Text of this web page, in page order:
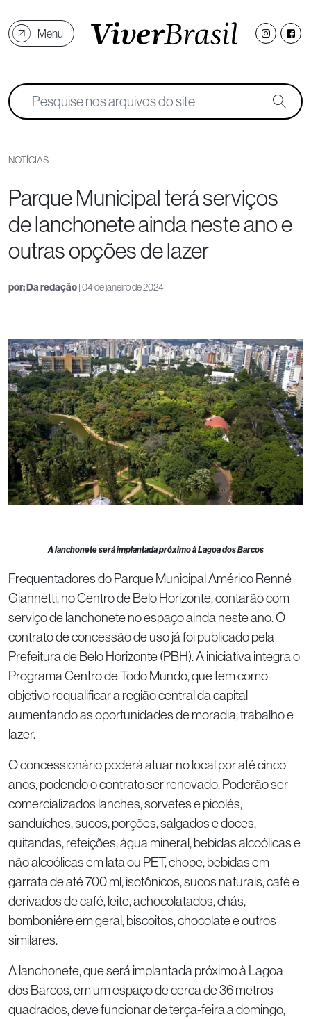
Menu
NOTÍCIAS
Parque Municipal terá serviços
de lanchonete ainda neste ano e
outras opções de lazer
por:Da redação| 04 de janeiro de 2024
A lanchonete será implantada próximo à Lagoa dos Barcos
Frequentadores do Parque Municipal Américo Renné
Giannetti, no Centro de Belo Horizonte, contarão com
serviço de lanchonete no espaço ainda neste ano. O
contrato de concessão de uso já foi publicado pela
Prefeitura de Belo Horizonte (PBH). A iniciativa integra o
Programa Centro de Todo Mundo, que tem como
objetivo requalificar a região central da capital
aumentando as oportunidades de moradia, trabalho e
lazer.
O concessionário poderá atuar no local por até cinco
anos, podendo o contrato ser renovado. Poderão ser
comercializados lanches, sorvetes e picolés,
sanduíches, sucos, porções, salgados e doces,
quitandas, refeições, água mineral, bebidas alcoólicas e
não alcoólicas em lata ou PET, chope, bebidas em
garrafa de até 700 ml, isotônicos, sucos naturais, café e
derivados de café, leite, achocolatados, chás,
bomboniére em geral, biscoitos, chocolate e outros
similares.
A lanchonete, que será implantada próximo à Lagoa
dos Barcos, em um espaço de cerca de 36 metros
quadrados, deve funcionar de terça-feira a domingo,